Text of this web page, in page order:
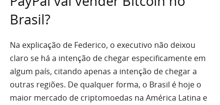
Brasil?
Na explicação de Federico, o executivo não deixou
claro se há a intenção de chegar especificamente em
algum país, citando apenas a intenção de chegar a
outras regiões. De qualquer forma, o Brasil é hoje o
maior mercado de criptomoedas na América Latina e